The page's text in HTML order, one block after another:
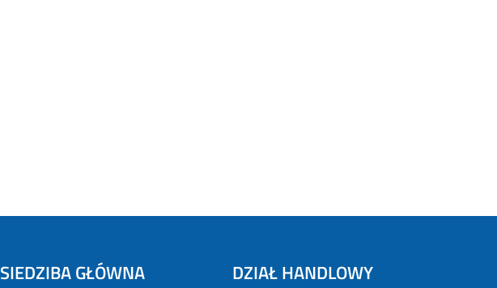
SIEDZIBA GŁÓWNA DZIAŁ HANDLOWY